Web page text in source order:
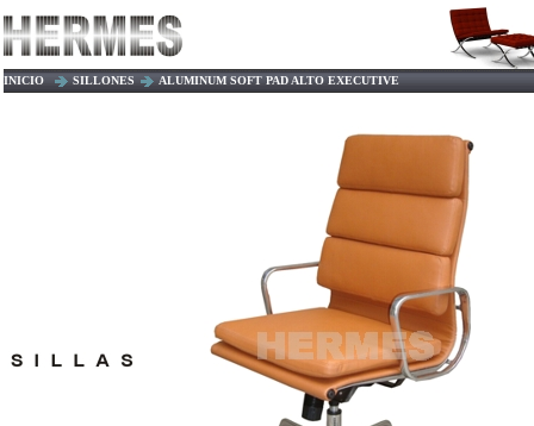
INICIO SILLONES ALUMINUM SOFT PAD ALTO EXECUTIVE